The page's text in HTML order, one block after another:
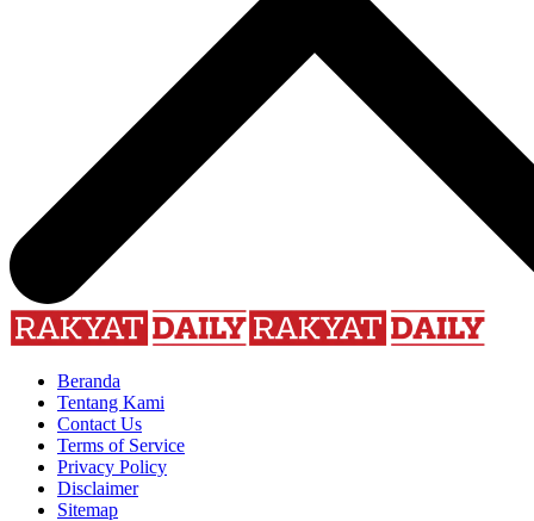
Beranda
Tentang Kami
Contact Us
Terms of Service
Privacy Policy
Disclaimer
Sitemap